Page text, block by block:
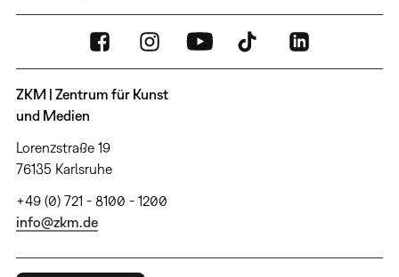
ZKM | Zentrum für Kunst
und Medien
Lorenzstraße 19
76135 Karlsruhe
+49 (0) 721 - 8100 - 1200
info@zkm.de